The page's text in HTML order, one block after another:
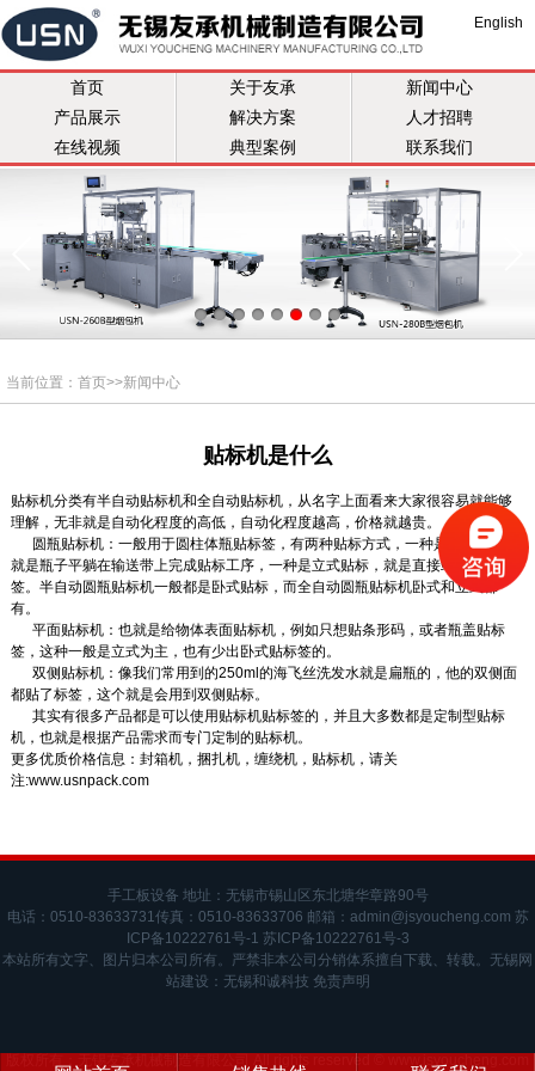
English
首页 关于友承
新闻中心
产品展示
解决方案
人才招聘
在线视频
典型案例 联系我们
当前位置： 首页>>新闻中心
贴标机是什么
贴标机分类有半自动贴标机和全自动贴标机，从名字上面看来大家很容易就能够
理解，无非就是自动化程度的高低，自动化程度越高，价格就越贵。
圆瓶贴标机：一般用于圆柱体瓶贴标签，有两种贴标方式，一种是卧式贴标，
就是瓶子平躺在输送带上完成贴标工序，一种是立式贴标，就是直接站立这贴标
签。半自动圆瓶贴标机一般都是卧式贴标，而全自动圆瓶贴标机卧式和立式都
有。
平面贴标机：也就是给物体表面贴标机，例如只想贴条形码，或者瓶盖贴标
签，这种一般是立式为主，也有少出卧式贴标签的。
双侧贴标机：像我们常用到的250ml的海飞丝洗发水就是扁瓶的，他的双侧面
都贴了标签，这个就是会用到双侧贴标。
其实有很多产品都是可以使用贴标机贴标签的，并且大多数都是定制型贴标
机，也就是根据产品需求而专门定制的贴标机。
更多优质价格信息： 封箱机， 捆扎机， 缠绕机， 贴标机，请关
注:www.usnpack.com
手工板设备 地址：无锡市锡山区东北塘华章路90号
电话：0510-83633731传真：0510-83633706 邮箱：admin@jsyoucheng.com 苏
ICP备10222761号-1 苏ICP备10222761号-3
本站所有文字、图片归本公司所有。严禁非本公司分销体系擅自下载、转载。 无锡网
站建设 ： 无锡和诚科技 免责声明
版权所有：无锡友承机械制造有限公司 All rights reserved © www.jsyoucheng.com